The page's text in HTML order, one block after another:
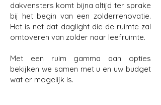
dakvensters komt bijna altijd ter sprake
bij het begin van een zolderrenovatie.
Het is net dat daglight die de ruimte zal
omtoveren van zolder naar leefruimte.
Met een ruim gamma aan opties
bekijken we samen met u en uw budget
wat er mogelijk is.